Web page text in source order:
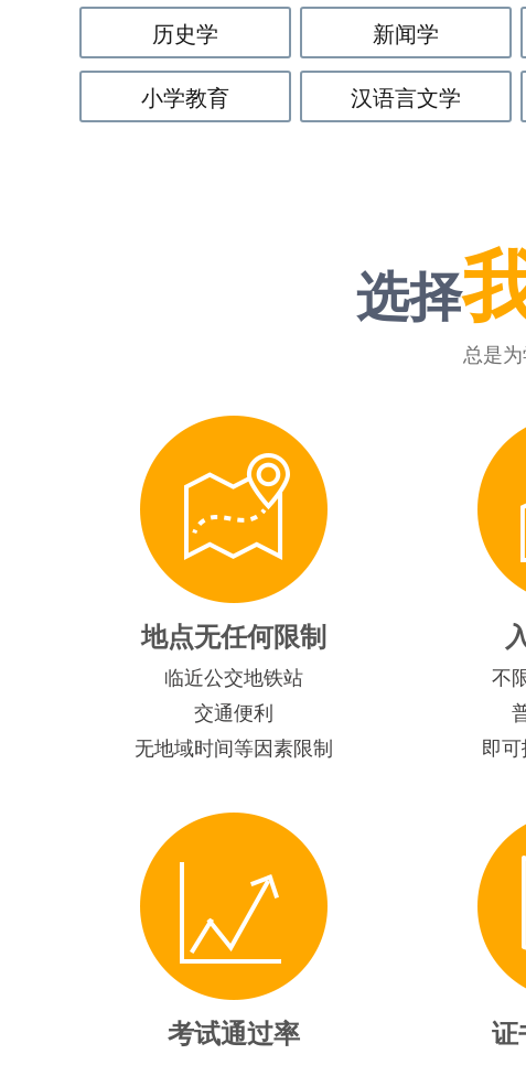
历史学 新闻学
小学教育 汉语言文学
选择
总是
地点无任何限制
临近公交地铁站
交通便利
无地域时间等因素限制
不
即
考试通过率 证